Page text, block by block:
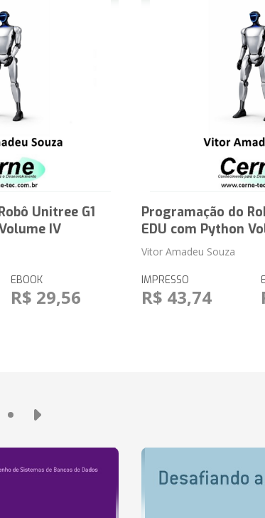
Unitree G1
IV
EBOOK
R$ 29,56
Programação do
EDU com Python
Vitor Amadeu Souza
IMPRESSO
R$ 43,74